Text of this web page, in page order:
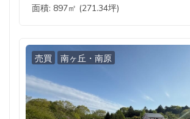
面積: 897㎡ (271.34坪)
売買 南ヶ丘・南原